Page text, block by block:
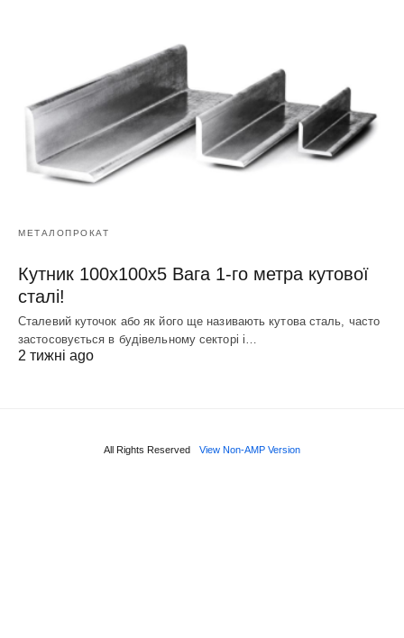
МЕТАЛОПРОКАТ
Кутник 100х100х5 Вага 1-го метра кутової
сталі!
Сталевий куточок або як його ще називають кутова сталь, часто
застосовується в будівельному секторі і…
2 тижні ago
All Rights Reserved View Non-AMP Version